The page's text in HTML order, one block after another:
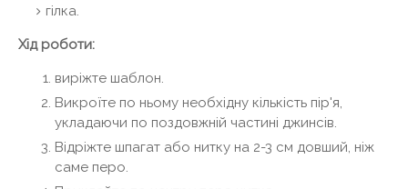
гілка.
Хід роботи:
виріжте шаблон.
Викроїте по ньому необхідну кількість пір'я,
укладаючи по поздовжній частині джинсів.
Відріжте шпагат або нитку на 2-3 см довший, ніж
саме перо.